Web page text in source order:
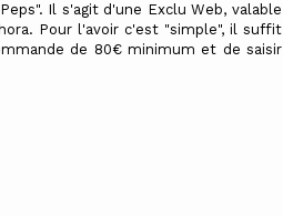
Il s'agit d'une Exclu Web, valable
Pour l'avoir c'est "simple", il suffit
de 80€ minimum et de saisir